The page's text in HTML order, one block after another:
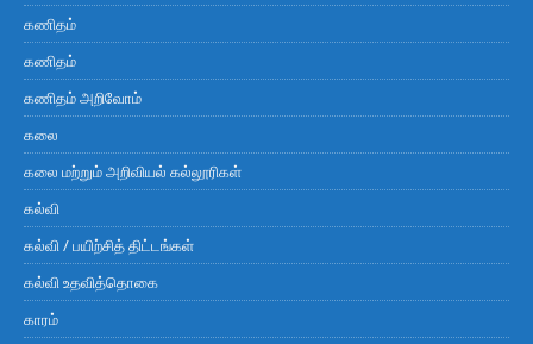
கணிதம்
கணிதம்
கணிதம் அறிவோம்
கலை
கலை மற்றும் அறிவியல் கல்லூரிகள்
கல்வி
கல்வி / பயிற்சித் திட்டங்கள்
கல்வி உதவித்தொகை
காரம்